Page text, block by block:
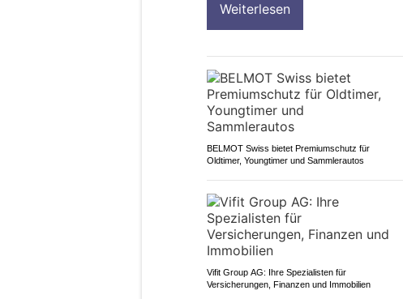
Weiterlesen
BELMOT Swiss bietet Premiumschutz für
Oldtimer, Youngtimer und Sammlerautos
Vifit Group AG: Ihre Spezialisten für
Versicherungen, Finanzen und Immobilien